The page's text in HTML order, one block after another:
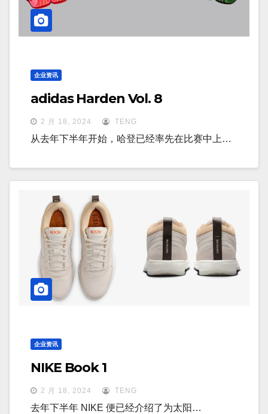
企业资讯
adidas Harden Vol. 8
2 月 18, 2024 TENG
从去年下半年开始，哈登已经率先在比赛中上…
企业资讯
NIKE Book 1
2 月 18, 2024 TENG
去年下半年 NIKE 便已经介绍了为太阳…